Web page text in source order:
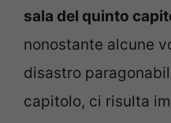
sala del quinto
nonostante alcune
disastro
capitolo, ci risulta